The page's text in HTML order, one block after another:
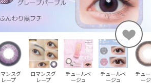
ンスグ
レープ
ロマンスグ
レープ
チュールベ
ージュ
チュールベ
ージュ
チュ
ー